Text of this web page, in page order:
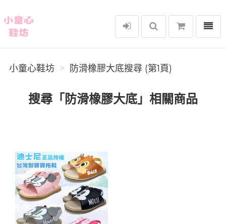
小童心鞋坊
選單
小童心鞋坊 防滑橡膠大底搜尋 (第1頁)
搜尋「防滑橡膠大底」相關商品